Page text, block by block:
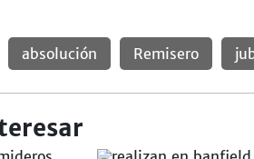
absolución Remisero